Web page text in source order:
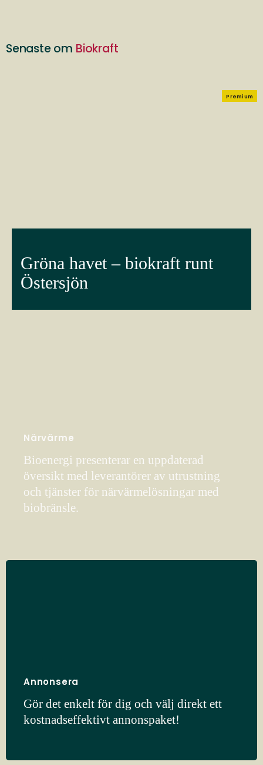
Senaste om Biokraft
Premium
Gröna havet – biokraft runt
Östersjön
Närvärme
Bioenergi presenterar en uppdaterad
översikt med leverantörer av utrustning
och tjänster för närvärmelösningar med
biobränsle.
Annonsera
Gör det enkelt för dig och välj direkt ett
kostnadseffektivt annonspaket!